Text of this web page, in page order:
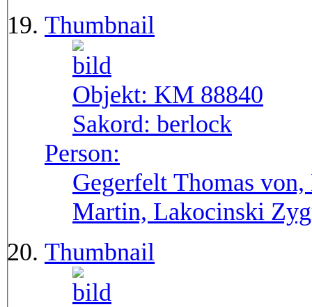
Thumbnail
Objekt: KM 88840
Sakord: berlock
Person:
Gegerfelt Thomas
Martin, Lakocinski
Thumbnail